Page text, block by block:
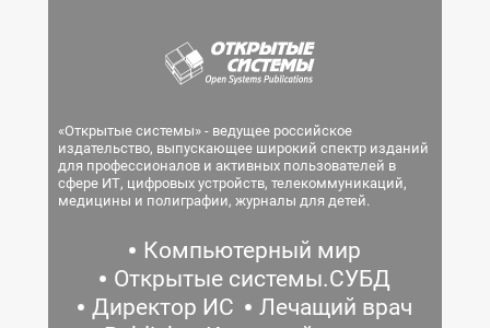
«Открытые системы» - ведущее российское
издательство, выпускающее широкий спектр изданий
для профессионалов и активных пользователей в
сфере ИТ, цифровых устройств, телекоммуникаций,
медицины и полиграфии, журналы для детей.
Компьютерный мир
Открытые системы.СУБД
Директор ИС
Лечащий врач